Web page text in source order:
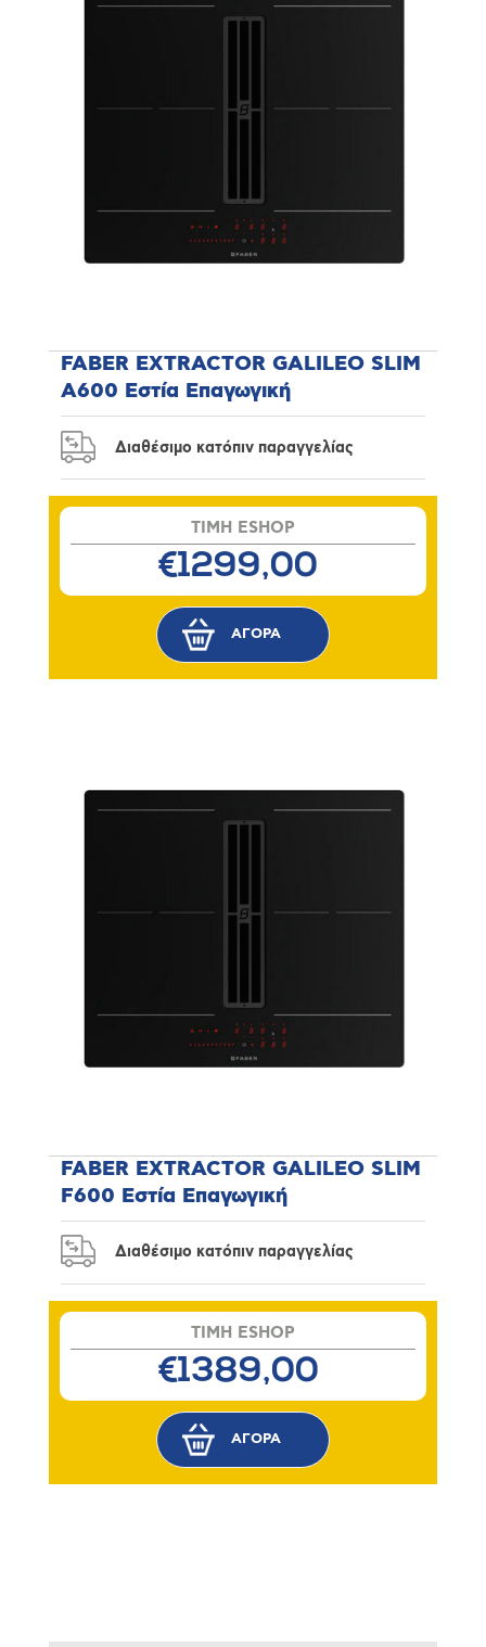
FABER EXTRACTOR GALILEO SLIM
A600 Εστία Επαγωγική
Διαθέσιμο κατόπιν παραγγελίας
TIMH ESHOP
€1299,00
FABER EXTRACTOR GALILEO SLIM
F600 Εστία Επαγωγική
Διαθέσιμο κατόπιν παραγγελίας
TIMH ESHOP
€1389,00